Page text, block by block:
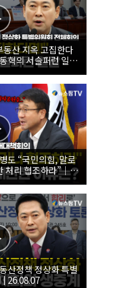
산 지옥 고집한다
혁의 서슬퍼런 일갈
정책 정상화 특별
도 “국민의힘, 말로
처리 협조하라”｜
내대책회의
산정책 정상화 특별
| 26.08.07